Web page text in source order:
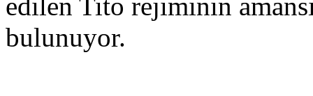
bulunuyor.